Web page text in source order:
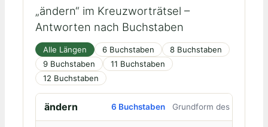
„ändern“ im Kreuzworträtsel –
Antworten nach Buchstaben
Alle Längen 6 Buchstaben
8 Buchstaben
9 Buchstaben
11 Buchstaben
12 Buchstaben
ändern 6 Buchstaben Grundform des Verbs